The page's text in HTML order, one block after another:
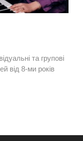
та групові
від 8-ми років